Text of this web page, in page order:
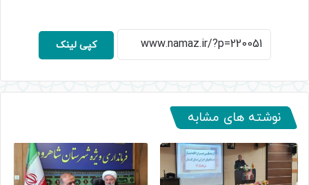
کپی لینک
نوشته های مشابه